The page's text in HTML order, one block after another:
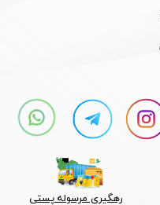
رهگیری مرسوله پستی​​​​​​​